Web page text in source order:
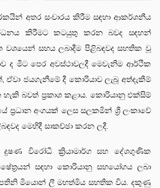
අතර සංචාරය කිරීම සඳහා ආකර්ශනීය
කිරීමට කටයුතු කරන බවද සඳහන්
වශයෙන් සහය ලබාදීම පිළිබඳවද සහතික වූ
ද මීට පෙර අවස්ථාවලදී මෙවැනිම ආර්ථික
ජයගැනීමේ දී කොරියාව ලැබූ අත්දැකීම්
හැකි බවත් ප්‍රකාශ කළාය. කොරියානු එක්සිම්
ප්‍රධාන අංගයක් ලෙස සලකමින් ශ්‍රී ලංකාවේ
මෙහිදී සාකච්ඡා කරන ලදී.
විරෝධී ක්‍රියාමාර්ග සහ දේශගුණික
සඳහා කොරියානු සහයෝගය ලබා
මියොන් ලී මහත්මිය සහතික විය. දකුණු